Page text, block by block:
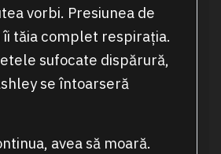
vorbi. Presiunea de
îi tăia complet respirația.
sufocate dispărură,
se întoarseră
avea să moară.